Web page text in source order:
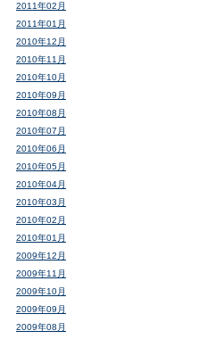
2011年02月
2011年01月
2010年12月
2010年11月
2010年10月
2010年09月
2010年08月
2010年07月
2010年06月
2010年05月
2010年04月
2010年03月
2010年02月
2010年01月
2009年12月
2009年11月
2009年10月
2009年09月
2009年08月